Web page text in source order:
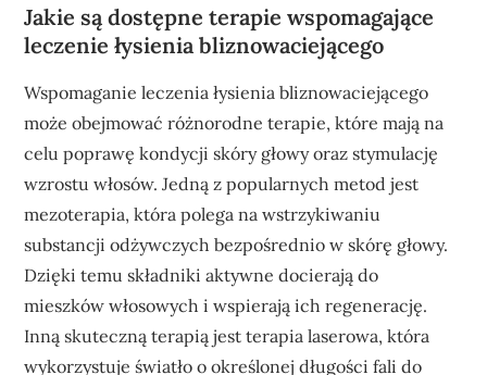
Jakie są dostępne terapie wspomagające
leczenie łysienia bliznowaciejącego
Wspomaganie leczenia łysienia bliznowaciejącego
może obejmować różnorodne terapie, które mają na
celu poprawę kondycji skóry głowy oraz stymulację
wzrostu włosów. Jedną z popularnych metod jest
mezoterapia, która polega na wstrzykiwaniu
substancji odżywczych bezpośrednio w skórę głowy.
Dzięki temu składniki aktywne docierają do
mieszków włosowych i wspierają ich regenerację.
Inną skuteczną terapią jest terapia laserowa, która
wykorzystuje światło o określonej długości fali do